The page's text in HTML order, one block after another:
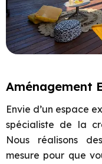
Aménagement
Envie d’un espace
spécialiste de la
Nous réalisons
mesure pour que